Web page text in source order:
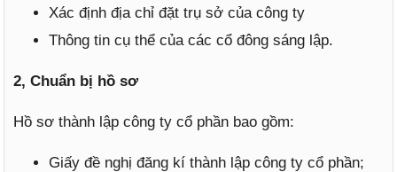
Xác định địa chỉ đặt trụ sở của công ty
Thông tin cụ thể của các cổ đông sáng lập.
2, Chuẩn bị hồ sơ
Hồ sơ thành lập công ty cổ phần bao gồm:
Giấy đề nghị đăng kí thành lập công ty cổ phần;